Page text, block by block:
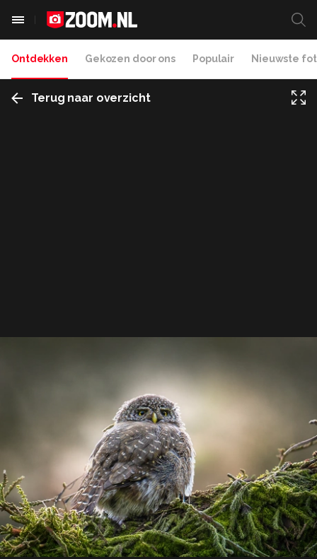
Ontdekken Gekozen door ons Populair Nieuwste
Terug naar overzicht